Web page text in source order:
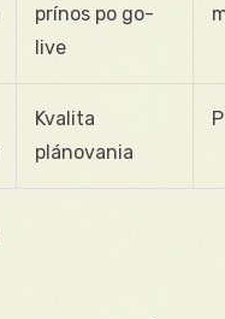
prínos po go-
live
Kvalita
plánovania